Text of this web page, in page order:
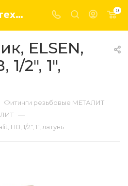
Купить сантехнику, системы отопление и водоснабжения оптом и в розницу в интернет-магазине elsen-opt.ru 0
ELSEN,
2", 1",
Фитинги резьбовые МЕТАЛИТ
—
НВ, 1/2", 1", латунь